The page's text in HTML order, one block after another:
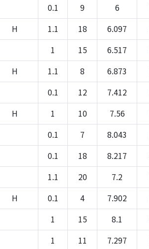
0.1 9 6
H 1.1 18 6.097
1 15 6.517
H 1.1 8 6.873
0.1 12 7.412
H 1 10 7.56
0.1 7 8.043
0.1 18 8.217
1.1 20 7.2
H 0.1 4 7.902
1 15 8.1
1 11 7.297